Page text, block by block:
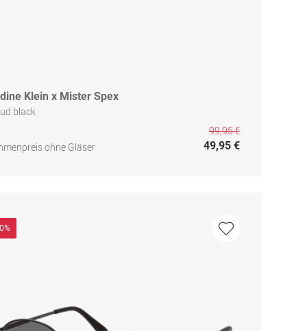
Klein x Mister Spex
black
ohne Gläser
99,95 €
49,95 €